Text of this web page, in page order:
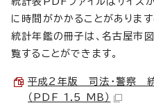
に時間がかかることがありま
統計年鑑の冊子は、名古屋市
覧することができます。
平成2年版 司法・警察
（PDF 1.5 MB）